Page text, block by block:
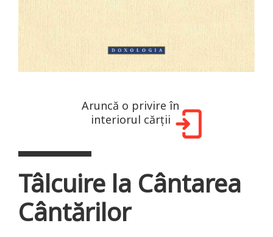
Aruncă o privire în
interiorul cărții
Tâlcuire la Cântarea
Cântărilor